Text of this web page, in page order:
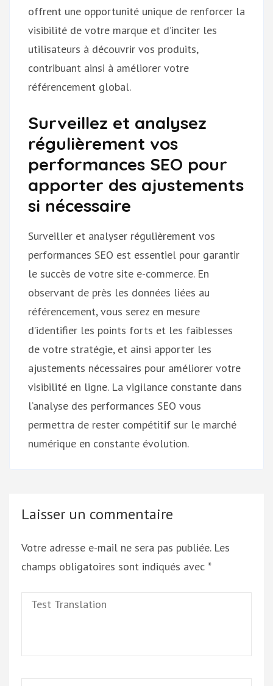
offrent une opportunité unique de renforcer la
visibilité de votre marque et d’inciter les
utilisateurs à découvrir vos produits,
contribuant ainsi à améliorer votre
référencement global.
Surveillez et analysez
régulièrement vos
performances SEO pour
apporter des ajustements
si nécessaire
Surveiller et analyser régulièrement vos
performances SEO est essentiel pour garantir
le succès de votre site e-commerce. En
observant de près les données liées au
référencement, vous serez en mesure
d’identifier les points forts et les faiblesses
de votre stratégie, et ainsi apporter les
ajustements nécessaires pour améliorer votre
visibilité en ligne. La vigilance constante dans
l’analyse des performances SEO vous
permettra de rester compétitif sur le marché
numérique en constante évolution.
Laisser un commentaire
Votre adresse e-mail ne sera pas publiée. Les
champs obligatoires sont indiqués avec *
Test